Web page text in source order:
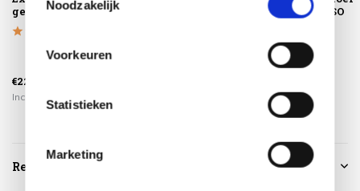
Noodzakelijk
Voorkeuren
Statistieken
Marketing
geen afval
€225,00
Incl. btw
terre Taste 4SO
€279,00
Incl. btw
Reviews